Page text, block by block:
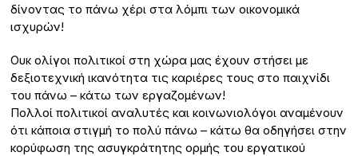
δίνοντας το πάνω χέρι στα λόμπι των οικονομικά
ισχυρών!
Ουκ ολίγοι πολιτικοί στη χώρα μας έχουν στήσει με
δεξιοτεχνική ικανότητα τις καριέρες τους στο παιχνίδι
του πάνω – κάτω των εργαζομένων!
Πολλοί πολιτικοί αναλυτές και κοινωνιολόγοι αναμένουν
ότι κάποια στιγμή το πολύ πάνω – κάτω θα οδηγήσει στην
κορύφωση της ασυγκράτητης ορμής του εργατικού